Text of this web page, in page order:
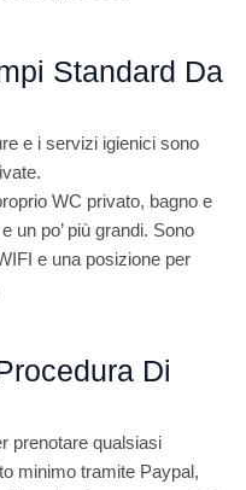
Standard Da
e i servizi igienici sono
WC privato, bagno e
un po’ più grandi. Sono
e una posizione per
Di
prenotare qualsiasi
minimo tramite Paypal,